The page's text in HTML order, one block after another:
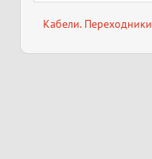
Кабели. Переходники